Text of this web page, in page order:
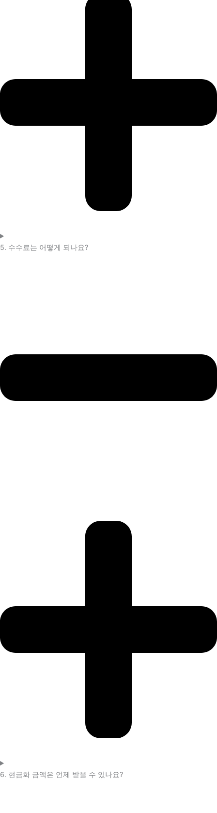
5. 수수료는 어떻게 되나요?
6. 현금화 금액은 언제 받을 수 있나요?